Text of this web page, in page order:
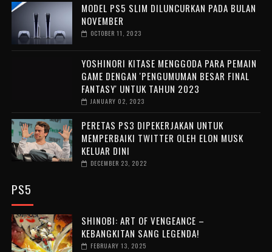
MODEL PS5 SLIM DILUNCURKAN PADA BULAN
NOVEMBER
OCTOBER 11, 2023
YOSHINORI KITASE MENGGODA PARA PEMAIN
GAME DENGAN 'PENGUMUMAN BESAR FINAL
FANTASY' UNTUK TAHUN 2023
JANUARY 02, 2023
PERETAS PS3 DIPEKERJAKAN UNTUK
MEMPERBAIKI TWITTER OLEH ELON MUSK
KELUAR DINI
DECEMBER 23, 2022
PS5
SHINOBI: ART OF VENGEANCE –
KEBANGKITAN SANG LEGENDA!
FEBRUARY 13, 2025